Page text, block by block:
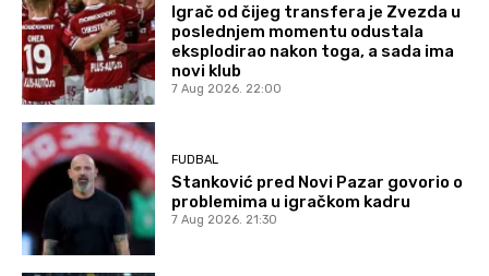
Igrač od čijeg transfera je Zvezda u
poslednjem momentu odustala
eksplodirao nakon toga, a sada ima
novi klub
7 Aug 2026. 22:00
FUDBAL
Stanković pred Novi Pazar govorio o
problemima u igračkom kadru
7 Aug 2026. 21:30